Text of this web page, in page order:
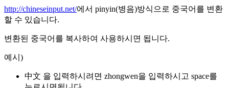
http://chineseinput.net/에서 pinyin(병음)방식으로 중국어를 변환
할 수 있습니다.
변환된 중국어를 복사하여 사용하시면 됩니다.
예시)
中文 을 입력하시려면 zhongwen을 입력하시고 space를